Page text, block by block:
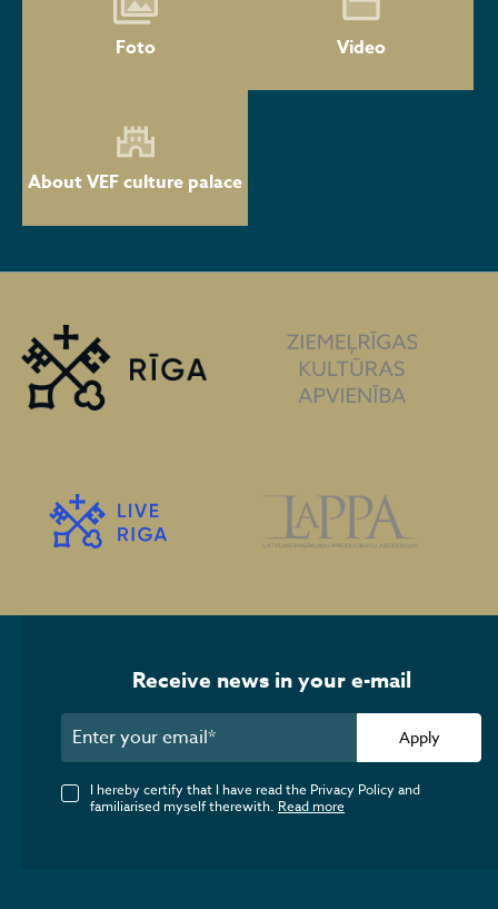
Foto Video
About VEF culture palace
Receive news in your e-mail
Apply
I hereby certify that I have read the Privacy Policy and
familiarised myself therewith. Read more